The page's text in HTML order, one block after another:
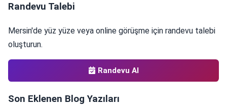
Randevu Talebi
Mersin'de yüz yüze veya online görüşme için randevu talebi
oluşturun.
Randevu Al
Son Eklenen Blog Yazıları